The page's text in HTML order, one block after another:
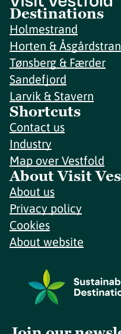
Destinations
Holmestrand
Horten &
Tønsberg & Færder
Sandefjord
Larvik & Stavern
Shortcuts
Contact us
Industry
Map over Vestfold
About Visit
About us
Privacy policy
Cookies
About website